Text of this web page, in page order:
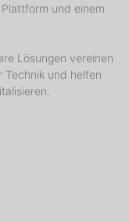
und einem
Lösungen vereinen
Technik und helfen